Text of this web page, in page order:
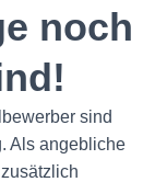
noch
sind
Als angebliche